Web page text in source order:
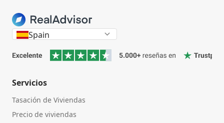
Spain
Servicios
Tasación de Viviendas
Precio de viviendas